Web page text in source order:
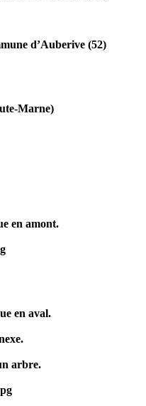
d’Auberive (52)
Marne)
en amont.
en aval.
arbre.